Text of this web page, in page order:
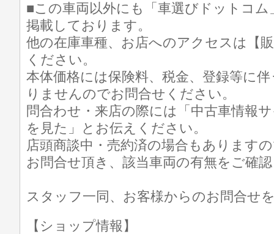
■この車両以外にも「車選びドットコ
掲載しております。
他の在庫車種、お店へのアクセスは【
ください。
本体価格には保険料、税金、登録等に
りませんのでお問合せください。
問合わせ・来店の際には「中古車情報
を見た」とお伝えください。
店頭商談中・売約済の場合もあります
お問合せ頂き、該当車両の有無をご確
スタッフ一同、お客様からのお問合せ
【ショップ情報】